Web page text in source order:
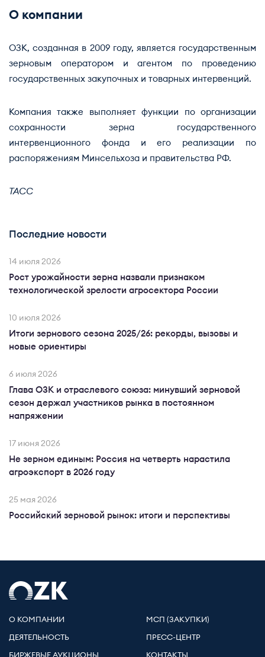
О компании
ОЗК, созданная в 2009 году, является государственным
зерновым оператором и агентом по проведению
государственных закупочных и товарных интервенций.
Компания также выполняет функции по организации
сохранности зерна государственного
интервенционного фонда и его реализации по
распоряжениям Минсельхоза и правительства РФ.
ТАСС
Последние новости
14 июля 2026
Рост урожайности зерна назвали признаком
технологической зрелости агросектора России
10 июля 2026
Итоги зернового сезона 2025/26: рекорды, вызовы и
новые ориентиры
6 июля 2026
Глава ОЗК и отраслевого союза: минувший зерновой
сезон держал участников рынка в постоянном
напряжении
17 июня 2026
Не зерном единым: Россия на четверть нарастила
агроэкспорт в 2026 году
25 мая 2026
Российский зерновой рынок: итоги и перспективы
О КОМПАНИИ
ДЕЯТЕЛЬНОСТЬ
МСП (ЗАКУПКИ)
ПРЕСС-ЦЕНТР